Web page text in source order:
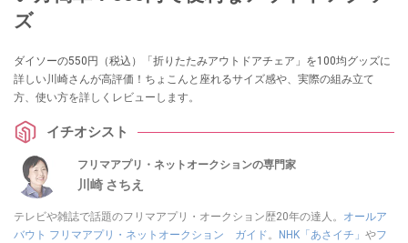
ズ
ダイソーの550円（税込）「折りたたみアウトドアチェア」を100均グッズに
詳しい川崎さんが高評価！ちょこんと座れるサイズ感や、実際の組み立て
方、使い方を詳しくレビューします。
イチオシスト
フリマアプリ・ネットオークションの専門家
川崎 さちえ
テレビや雑誌で話題のフリマアプリ・オークション歴20年の達人。 オールア
バウト フリマアプリ・ネットオークション ガイド。 NHK「あさイチ」 やフ